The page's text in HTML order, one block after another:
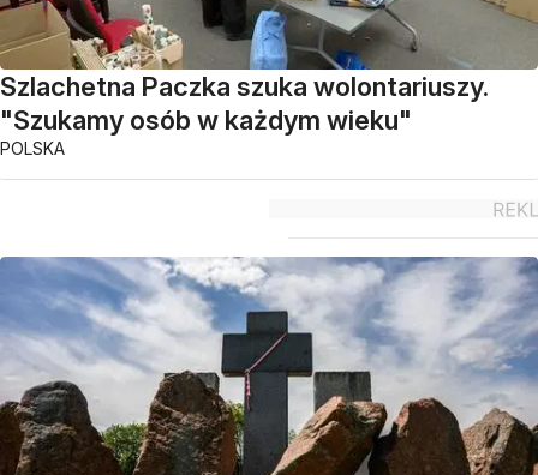
Szlachetna Paczka szuka wolontariuszy.
"Szukamy osób w każdym wieku"
POLSKA